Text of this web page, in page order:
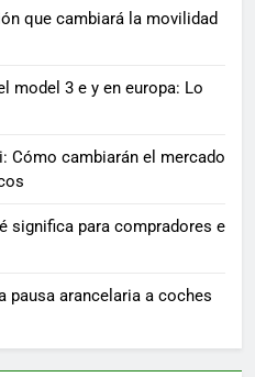
que cambiará la movilidad
model 3 e y en europa: Lo
Cómo cambiarán el mercado
significa para compradores e
pausa arancelaria a coches